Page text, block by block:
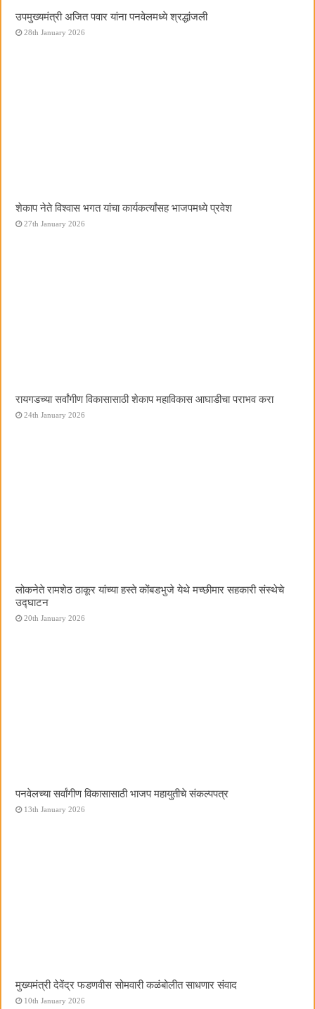
उपमुख्यमंत्री अजित पवार यांना पनवेलमध्ये श्रद्धांजली
28th January 2026
शेकाप नेते विश्वास भगत यांचा कार्यकर्त्यांसह भाजपमध्ये प्रवेश
27th January 2026
रायगडच्या सर्वांगीण विकासासाठी शेकाप महाविकास आघाडीचा पराभव करा
24th January 2026
लोकनेते रामशेठ ठाकूर यांच्या हस्ते कोंबडभुजे येथे मच्छीमार सहकारी संस्थेचे
उद्घाटन
20th January 2026
पनवेलच्या सर्वांगीण विकासासाठी भाजप महायुतीचे संकल्पपत्र
13th January 2026
मुख्यमंत्री देवेंद्र फडणवीस सोमवारी कळंबोलीत साधणार संवाद
10th January 2026